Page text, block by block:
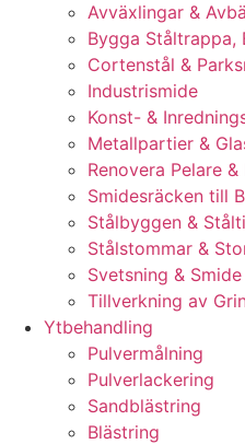
Avväxlingar &
Bygga Ståltrappa,
Cortenstål &
Industrismide
Konst- &
Metallpartier &
Renovera Pelare
Smidesräcken till
Stålbyggen &
Stålstommar &
Svetsning & Smide
Tillverkning av
Ytbehandling
Pulvermålning
Pulverlackering
Sandblästring
Blästring